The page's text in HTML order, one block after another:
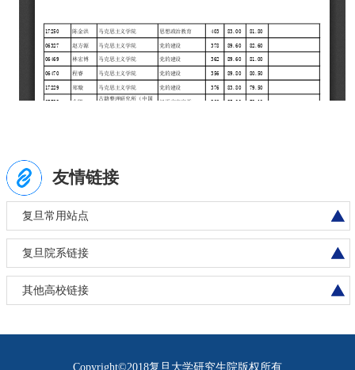
友情链接
复旦常用站点
复旦院系链接
其他高校链接
Copyright©2018复旦大学研究生院版权所有